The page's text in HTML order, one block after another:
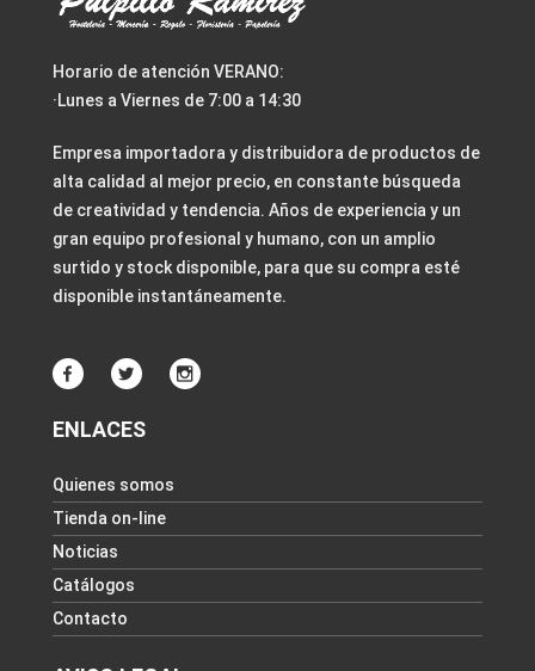
Horario de atención VERANO:
·Lunes a Viernes de 7:00 a 14:30
Empresa importadora y distribuidora de productos de
alta calidad al mejor precio, en constante búsqueda
de creatividad y tendencia. Años de experiencia y un
gran equipo profesional y humano, con un amplio
surtido y stock disponible, para que su compra esté
disponible instantáneamente.
ENLACES
Quienes somos
Tienda on-line
Noticias
Catálogos
Contacto